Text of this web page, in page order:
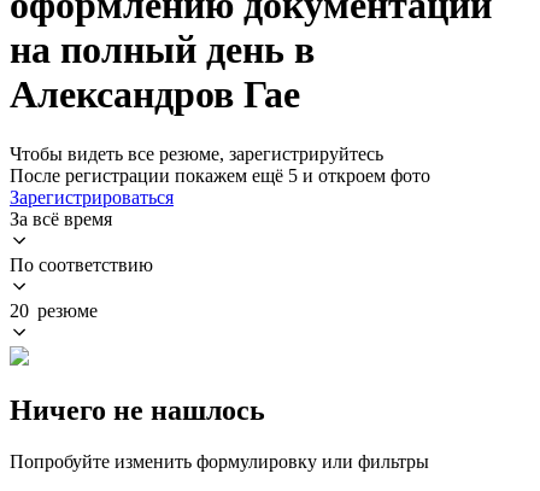
на полный день в
Александров Гае
Чтобы видеть все резюме, зарегистрируйтесь
После регистрации покажем ещё 5 и откроем фото
Зарегистрироваться
За всё время
По соответствию
20 резюме
Ничего не нашлось
Попробуйте изменить формулировку или фильтры